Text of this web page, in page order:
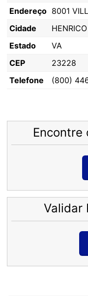
Endereço 8001
Cidade
HENRICO
Estado
VA
CEP
23228
Telefone
(800)
Encontre
Validar